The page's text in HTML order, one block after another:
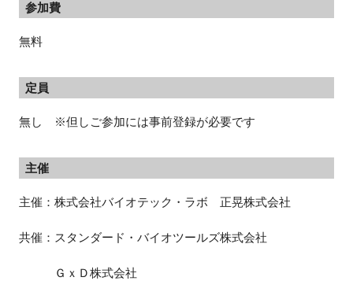
参加費
無料
定員
無し ※但しご参加には事前登録が必要です
主催
主催：株式会社バイオテック・ラボ 正晃株式会社
共催：スタンダード・バイオツールズ株式会社
ＧｘＤ株式会社